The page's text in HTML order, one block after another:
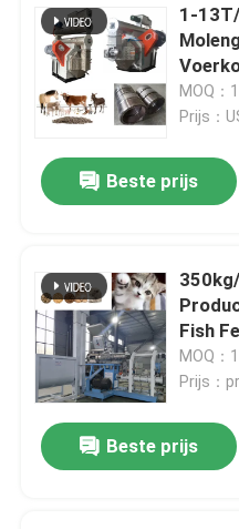
1-
de
MOQ：
Prijs：
Beste prijs
Fish
MOQ：
Prijs：
Beste prijs